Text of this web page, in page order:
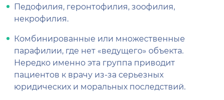
Педофилия, геронтофилия, зоофилия,
некрофилия.
Комбинированные или множественные
парафилии, где нет «ведущего» объекта.
Нередко именно эта группа приводит
пациентов к врачу из-за серьезных
юридических и моральных последствий.